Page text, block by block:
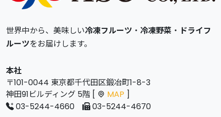
世界中から、美味しい冷凍フルーツ ・ 冷凍野菜 ・ ドライフ
ルーツをお届けします。
本社
〒101-0044 東京都千代田区鍛冶町1-8-3
神田91ビルディング 5階 [
MAP ]
03-5244-4660
03-5244-4670